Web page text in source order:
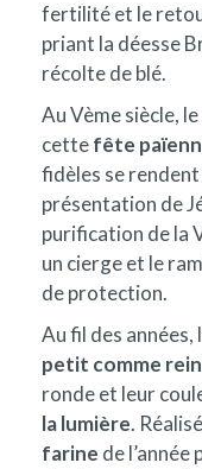
fertilité et le
priant la déesse
récolte de blé.
Au Vème siècle,
cettefête
fidèles se rendent
présentation de
purification de la
un cierge et le
de protection.
Au fil des années,
petit comme
ronde et leur
la lumière.
farine de